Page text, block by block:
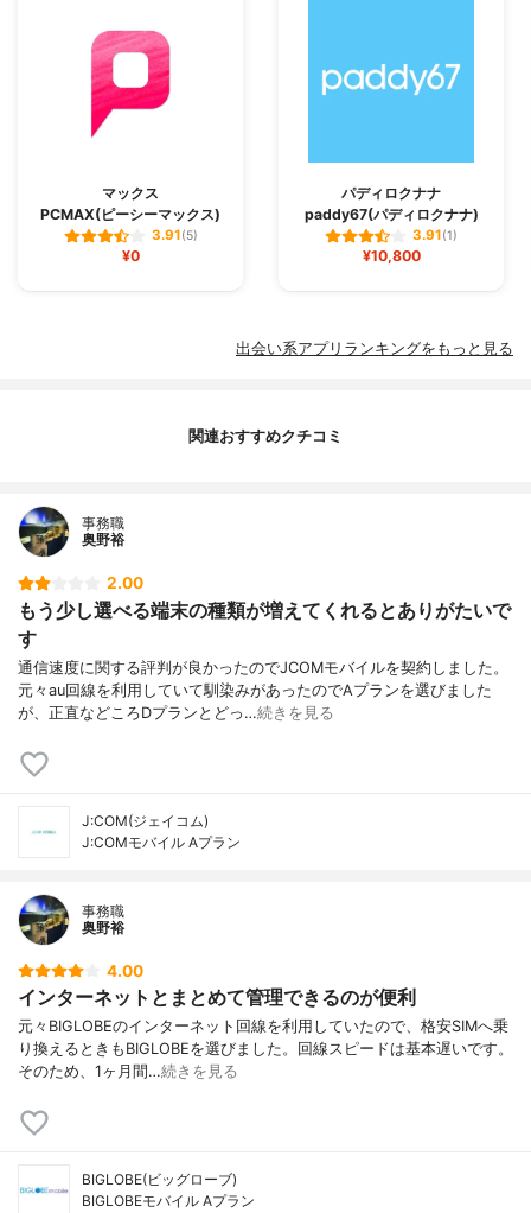
マックス
PCMAX(ピーシーマックス)
3.91(5)
¥0
パディロクナナ
paddy67(パディロクナナ)
3.91(1)
¥10,800
出会い系アプリランキングをもっと見る
関連おすすめクチコミ
事務職
奥野裕
2.00
もう少し選べる端末の種類が増えてくれるとありがたいで
す
通信速度に関する評判が良かったのでJCOMモバイルを契約しました。
元々au回線を利用していて馴染みがあったのでAプランを選びました
が、正直などころDプランとどっ…続きを見る
J:COM(ジェイコム)
J:COMモバイル Aプラン
事務職
奥野裕
4.00
インターネットとまとめて管理できるのが便利
元々BIGLOBEのインターネット回線を利用していたので、格安SIMへ乗
り換えるときもBIGLOBEを選びました。回線スピードは基本遅いです。
そのため、1ヶ月間…続きを見る
BIGLOBE(ビッグローブ)
BIGLOBEモバイル Aプラン